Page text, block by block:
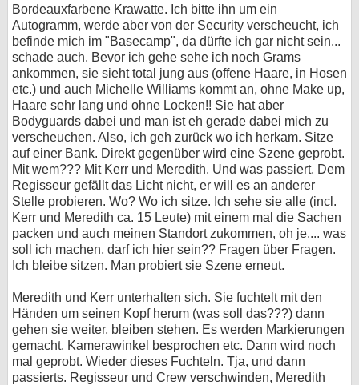
Bordeauxfarbene Krawatte. Ich bitte ihn um ein
Autogramm, werde aber von der Security verscheucht, ich
befinde mich im "Basecamp", da dürfte ich gar nicht sein...
schade auch. Bevor ich gehe sehe ich noch Grams
ankommen, sie sieht total jung aus (offene Haare, in Hosen
etc.) und auch Michelle Williams kommt an, ohne Make up,
Haare sehr lang und ohne Locken!! Sie hat aber
Bodyguards dabei und man ist eh gerade dabei mich zu
verscheuchen. Also, ich geh zurück wo ich herkam. Sitze
auf einer Bank. Direkt gegenüber wird eine Szene geprobt.
Mit wem??? Mit Kerr und Meredith. Und was passiert. Dem
Regisseur gefällt das Licht nicht, er will es an anderer
Stelle probieren. Wo? Wo ich sitze. Ich sehe sie alle (incl.
Kerr und Meredith ca. 15 Leute) mit einem mal die Sachen
packen und auch meinen Standort zukommen, oh je.... was
soll ich machen, darf ich hier sein?? Fragen über Fragen.
Ich bleibe sitzen. Man probiert sie Szene erneut.
Meredith und Kerr unterhalten sich. Sie fuchtelt mit den
Händen um seinen Kopf herum (was soll das???) dann
gehen sie weiter, bleiben stehen. Es werden Markierungen
gemacht. Kamerawinkel besprochen etc. Dann wird noch
mal geprobt. Wieder dieses Fuchteln. Tja, und dann
passierts. Regisseur und Crew verschwinden, Meredith